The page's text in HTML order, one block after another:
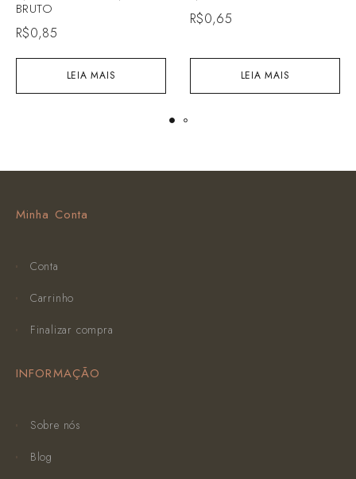
LEIA MAIS
BRUTO
R$0,85
LEIA MAIS
R$0,65
Minha Conta
Conta
Carrinho
Finalizar compra
INFORMAÇÃO
Sobre nós
Blog